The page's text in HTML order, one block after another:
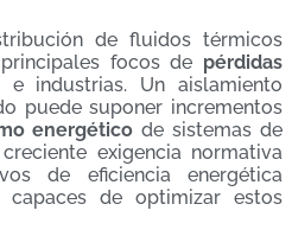
de fluidos térmicos
focos de pérdidas
e industrias. Un aislamiento
puede suponer incrementos
energético de sistemas de
exigencia normativa
de eficiencia energética
capaces de optimizar estos